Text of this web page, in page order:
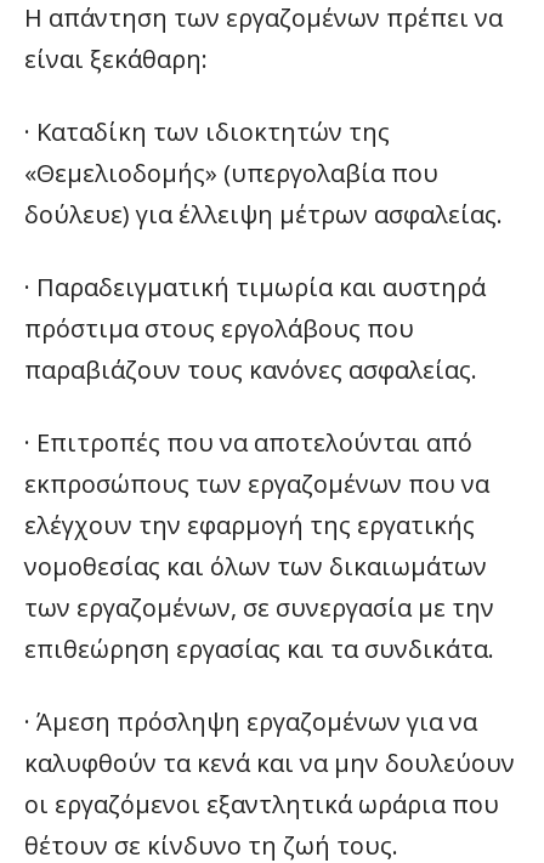
Η απάντηση των εργαζομένων πρέπει να
είναι ξεκάθαρη:
· Καταδίκη των ιδιοκτητών της
«Θεμελιοδομής» (υπεργολαβία που
δούλευε) για έλλειψη μέτρων ασφαλείας.
· Παραδειγματική τιμωρία και αυστηρά
πρόστιμα στους εργολάβους που
παραβιάζουν τους κανόνες ασφαλείας.
· Επιτροπές που να αποτελούνται από
εκπροσώπους των εργαζομένων που να
ελέγχουν την εφαρμογή της εργατικής
νομοθεσίας και όλων των δικαιωμάτων
των εργαζομένων, σε συνεργασία με την
επιθεώρηση εργασίας και τα συνδικάτα.
· Άμεση πρόσληψη εργαζομένων για να
καλυφθούν τα κενά και να μην δουλεύουν
οι εργαζόμενοι εξαντλητικά ωράρια που
θέτουν σε κίνδυνο τη ζωή τους.